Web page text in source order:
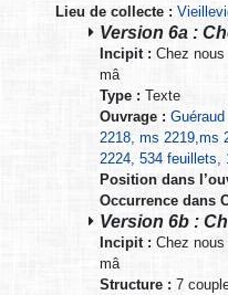
Lieu de collecte :
Version 6a :
Incipit : Chez
mâ
Type : Texte
Ouvrage :
2218, ms 2219,ms
2224, 534 feuillets,
Position dans
Occurrence dans
Version 6b :
Incipit : Chez
mâ
Structure : 7